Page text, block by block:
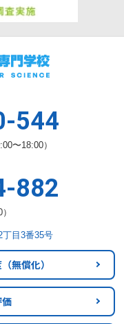
544
〜18:00）
882
丁目3番35号
（無償化）